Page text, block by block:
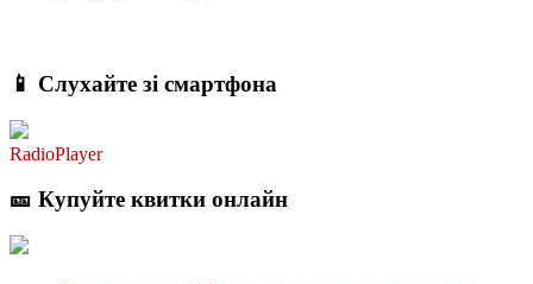
📱 Слухайте зі смартфона
RadioPlayer
🎫 Купуйте квитки онлайн